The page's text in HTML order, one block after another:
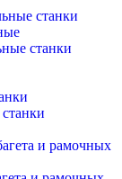
станки
станки
и рамочных